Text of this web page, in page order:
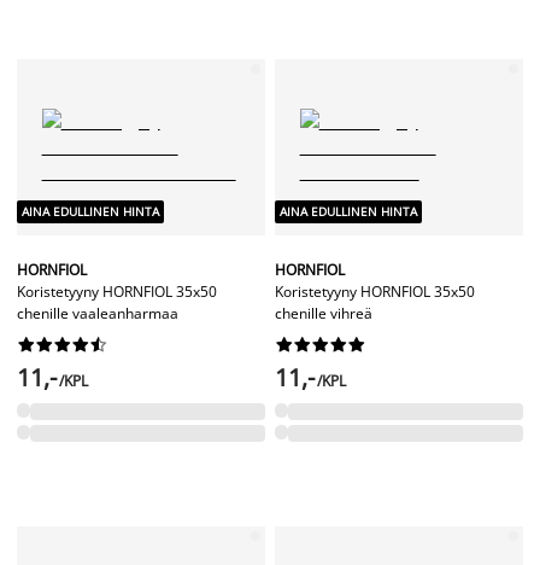
AINA EDULLINEN HINTA
HORNFIOL
Koristetyyny HORNFIOL 35x50
chenille vaaleanharmaa






11,-/KPL
AINA EDULLINEN HINTA
HORNFIOL
Koristetyyny HORNFIOL 35x50
chenille vihreä






11,-/KPL